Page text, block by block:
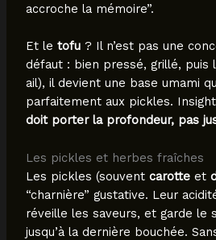
accroche la mémoire”.
Et le tofu? Il n’est pas une
défaut : bien pressé, grillé, puis
ail), il devient une base umami
parfaitement aux pickles.
doit porter la profondeur, pas
Les pickles et herbes fraîches
Les pickles (souvent carotteet
“charnière” gustative. Leur
réveille les saveurs, et garde le
jusqu’à la dernière bouchée.